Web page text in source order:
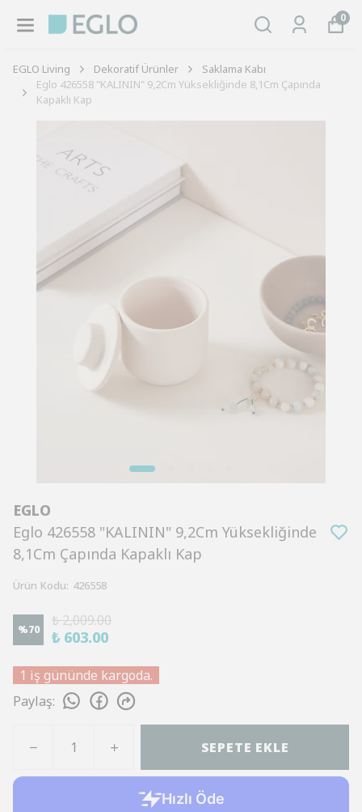
0
EGLO Living Dekoratif Ürünler
Saklama Kabı
Eglo 426558 "KALININ" 9,2Cm Yüksekliğinde 8,1Cm Çapında
Kapaklı Kap
EGLO
Eglo 426558 "KALININ" 9,2Cm Yüksekliğinde
8,1Cm Çapında Kapaklı Kap
Ürün Kodu: 426558
%70
₺ 2,009.00
₺ 603.00
1 iş gününde kargoda.
Paylaş:
SEPETE EKLE